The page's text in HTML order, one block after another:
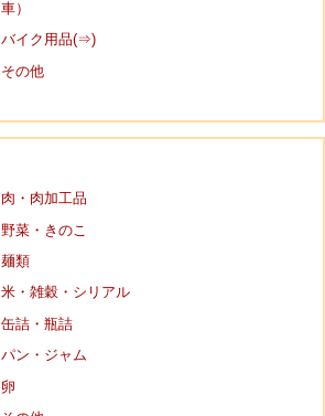
車）
バイク用品(⇒)
その他
肉・肉加工品
野菜・きのこ
麺類
米・雑穀・シリアル
缶詰・瓶詰
パン・ジャム
卵